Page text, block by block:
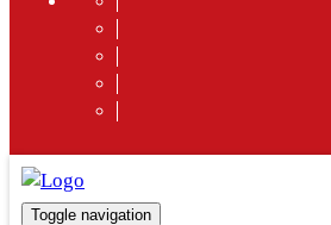
Toggle navigation